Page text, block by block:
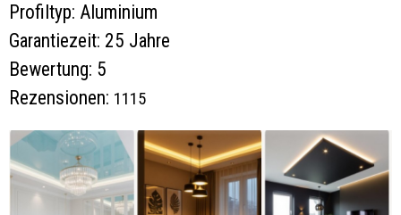
Profiltyp: Aluminium
Garantiezeit: 25 Jahre
Bewertung: 5
Rezensionen: 1115